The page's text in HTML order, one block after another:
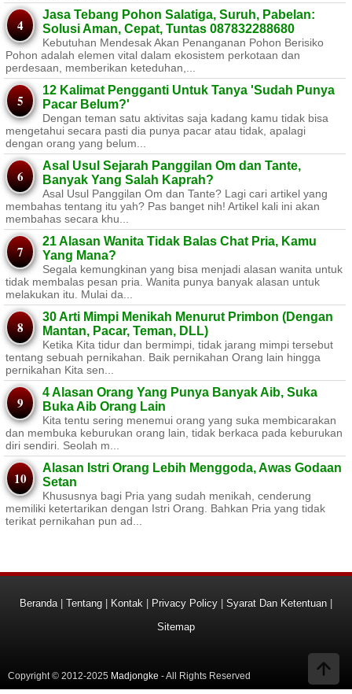
Jasa Tebang Pohon Salatiga, Suruh, Pabelan:
Solusi Aman, Cepat, Tuntas 087832288680
Kebutuhan Mendesak Akan Penanganan Pohon Berisiko ​
Pohon adalah elemen vital dalam ekosistem perkotaan dan
perdesaan, memberikan keteduhan,...
12 Kalimat Pengganti Untuk Tanya 'Sudah Punya
Pacar Belum?'
Dengan teman satu aktivitas saja kadang kamu tidak bisa
mengetahui secara pasti dia punya pacar atau tidak, apalagi
dengan orang yang belum...
Asal Usul Sejarah Panggilan Om dan Tante,
Banyak Yang Salah Kaprah?
Asal Usul Panggilan Om dan Tante? Lagi cari artikel yang
membahas tentang itu yah? Pas banget nih! Artikel kali ini akan
membahas secara khu...
21 Alasan Wanita Tidak Balas Chat Pria, Kamu
Yang Mana?
Segala kemungkinan yang bisa menjadi alasan wanita untuk
tidak membalas pesan pria. Wanita punya banyak alasan untuk
melakukan itu. Mulai da...
30 Arti Mimpi Menikah Menurut Primbon (Dengan
Mantan, Pacar, Teman, DLL)
Ketika Kita tidur dan bermimpi, tidak jarang mimpi tersebut
tentang sebuah pernikahan. Baik pernikahan Orang lain hingga
pernikahan Kita sen...
4 Alasan Orang Yang Punya Banyak Aib, Suka
Buka Aib Orang Lain
Kita tentu sering menemui orang yang suka membicarakan
dan membuka keburukan orang lain, tidak berkaca pada keburukan
diri sendiri. Seolah m...
Alasan Istri Orang Lebih Menggoda, Awas Godaan
Setan
Khususnya bagi Pria yang sudah menikah, cenderung
memiliki ketertarikan dengan Istri Orang. Bahkan Pria yang tidak
terikat pernikahan pun ad...
Beranda| Tentang Kontak Privacy Policy Syarat Dan Ketentuan
Sitemap
Copyright © 2012-2025 Madjongke - All Rights Reserved